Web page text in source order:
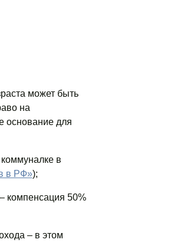
может быть
на
основание для
в
в РФ»);
компенсация 50%
– в этом